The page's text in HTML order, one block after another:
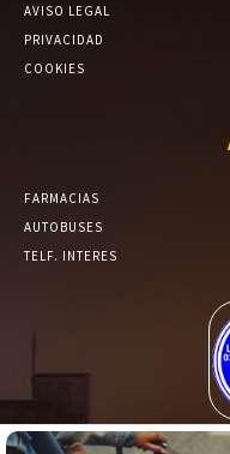
AVISO LEGAL
PRIVACIDAD
COOKIES
FARMACIAS
AUTOBUSES
TELF. INTERES
El Periódico de Yecla